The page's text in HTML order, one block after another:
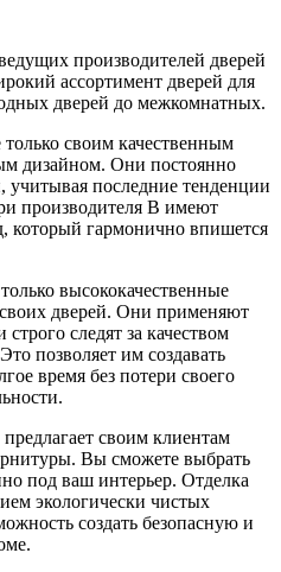
производителей дверей
ассортимент дверей для
дверей до межкомнатных.
своим качественным
дизайном. Они постоянно
учитывая последние тенденции
производителя B имеют
который гармонично впишется
высококачественные
дверей. Они применяют
следят за качеством
позволяет им создавать
время без потери своего
своим клиентам
Вы сможете выбрать
под ваш интерьер. Отделка
экологически чистых
создать безопасную и